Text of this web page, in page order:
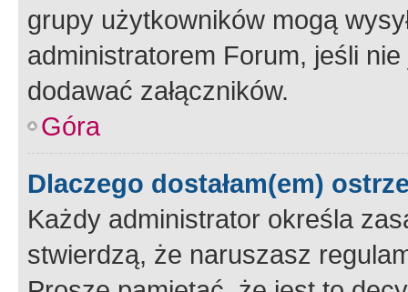
grupy użytkowników mogą
administratorem Forum, jeśli
dodawać załączników.
Góra
Dlaczego dostałam(em)
Każdy administrator określa
stwierdzą, że naruszasz